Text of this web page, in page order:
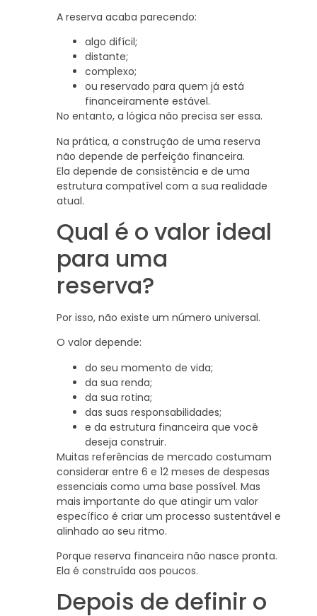
A reserva acaba parecendo:
algo difícil;
distante;
complexo;
ou reservado para quem já está
financeiramente estável.
No entanto, a lógica não precisa ser essa.
Na prática, a construção de uma reserva
não depende de perfeição financeira.
Ela depende de consistência e de uma
estrutura compatível com a sua realidade
atual.
Qual é o valor ideal
para uma
reserva?
Por isso, não existe um número universal.
O valor depende:
do seu momento de vida;
da sua renda;
da sua rotina;
das suas responsabilidades;
e da estrutura financeira que você
deseja construir.
Muitas referências de mercado costumam
considerar entre 6 e 12 meses de despesas
essenciais como uma base possível. Mas
mais importante do que atingir um valor
específico é criar um processo sustentável e
alinhado ao seu ritmo.
Porque reserva financeira não nasce pronta.
Ela é construída aos poucos.
Depois de definir o